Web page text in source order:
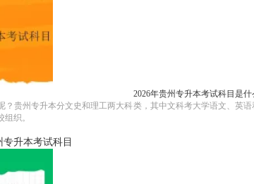
2026年贵州专升本考试科目是什
？贵州专升本分文史和理工两大科类，其中文科考大学语文、英
织。
专升本考试科目